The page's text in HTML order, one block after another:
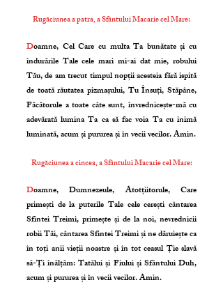
Rugăciunea a patra, a Sfântului Macarie cel Mare:
Doamne, Cel Care cu multa Ta bunătate și cu
îndurările Tale cele mari mi-ai dat mie, robului
Tău, de am trecut timpul nopții acesteia fără ispită
de toată răutatea pizmașului, Tu Însuți, Stăpâne,
Făcătorule a toate câte sunt, învrednicește-mă cu
adevărată lumina Ta ca să fac voia Ta cu inimă
luminată, acum și pururea și în vecii vecilor. Amin.
Rugăciunea a cincea, a Sfântului Macarie cel Mare:
Doamne, Dumnezeule, Atotțiitorule, Care
primești de la puterile Tale cele cerești cântarea
Sfintei Treimi, primește și de la noi, nevrednicii
robii Tăi, cântarea Sfintei Treimi și ne dăruiește ca
în toți anii vieții noastre și în tot ceasul Ție slavă
să-Ți înălțăm: Tatălui și Fiului și Sfântului Duh,
acum și pururea și în vecii vecilor. Amin.